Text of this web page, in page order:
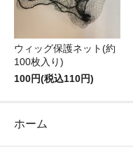
ウィッグ保護ネット(約
100枚入り)
100円(税込110円)
ホーム